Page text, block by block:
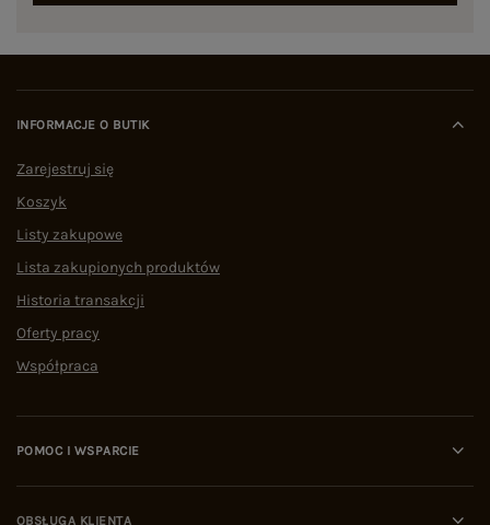
INFORMACJE O BUTIK
Zarejestruj się
Koszyk
Listy zakupowe
Lista zakupionych produktów
Historia transakcji
Oferty pracy
Współpraca
POMOC I WSPARCIE
OBSŁUGA KLIENTA